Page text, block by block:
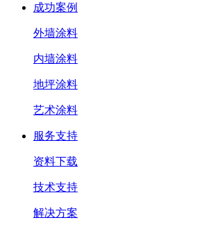
成功案例
外墙涂料
内墙涂料
地坪涂料
艺术涂料
服务支持
资料下载
技术支持
解决方案